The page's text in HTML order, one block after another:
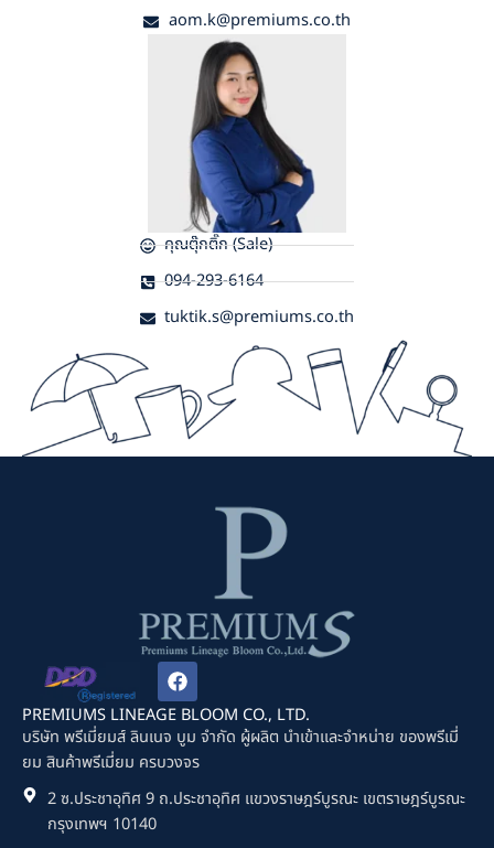
aom.k@premiums.co.th
คุณตุ๊กติ๊ก (Sale)
094-293-6164
tuktik.s@premiums.co.th
F
a
c
e
b
o
o
k
PREMIUMS LINEAGE BLOOM CO., LTD.
บริษัท พรีเมี่ยมส์ ลินเนจ บูม จำกัด ผู้ผลิต นำเข้าและจำหน่าย ของพรีเมี่
ยม สินค้าพรีเมี่ยม ครบวงจร
2 ซ.ประชาอุทิศ 9 ถ.ประชาอุทิศ แขวงราษฎร์บูรณะ เขตราษฎร์บูรณะ
กรุงเทพฯ 10140